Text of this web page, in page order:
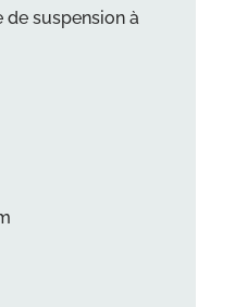
suspension à